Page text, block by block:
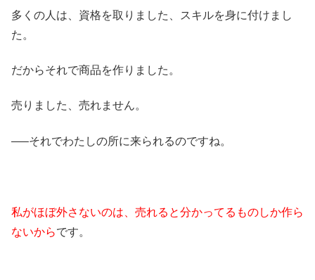
多くの人は、資格を取りました、スキルを身に付けまし
た。
だからそれで商品を作りました。
売りました、売れません。
—–それでわたしの所に来られるのですね。
私がほぼ外さないのは、売れると分かってるものしか作ら
ないからです。